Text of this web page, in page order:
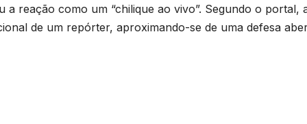
reação como um “chilique ao vivo”. Segundo o portal,
de um repórter, aproximando-se de uma defesa